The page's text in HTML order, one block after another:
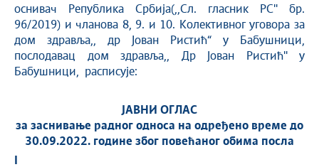
оснивач Република Србија(,,Сл. гласник РС'' бр.
96/2019) и чланова 8, 9. и 10. Колективног уговора за
дом здравља,, др Јован Ристић“ у Бабушници,
послодавац дом здравља,, Др Јован Ристић'' у
Бабушници, расписује:
ЈАВНИ ОГЛАС
за заснивање радног односа на одређено време до
30.09.2022. године због повећаног обима посла